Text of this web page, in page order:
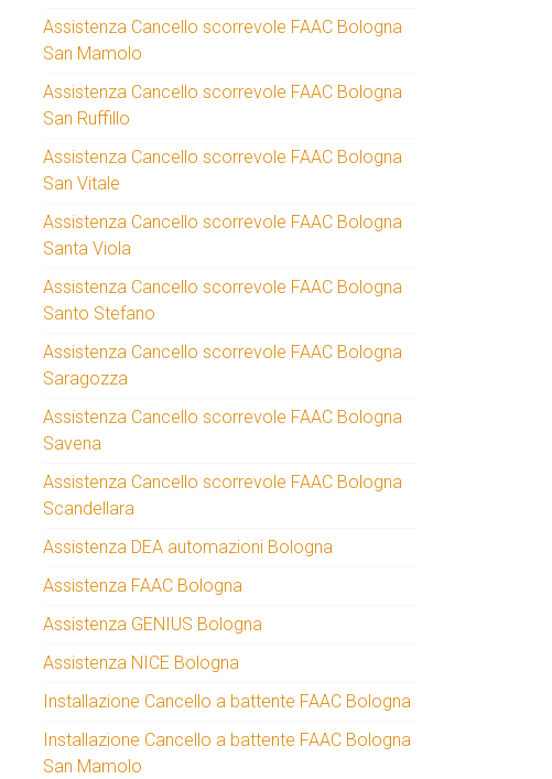
Assistenza Cancello scorrevole FAAC Bologna
San Mamolo
Assistenza Cancello scorrevole FAAC Bologna
San Ruffillo
Assistenza Cancello scorrevole FAAC Bologna
San Vitale
Assistenza Cancello scorrevole FAAC Bologna
Santa Viola
Assistenza Cancello scorrevole FAAC Bologna
Santo Stefano
Assistenza Cancello scorrevole FAAC Bologna
Saragozza
Assistenza Cancello scorrevole FAAC Bologna
Savena
Assistenza Cancello scorrevole FAAC Bologna
Scandellara
Assistenza DEA automazioni Bologna
Assistenza FAAC Bologna
Assistenza GENIUS Bologna
Assistenza NICE Bologna
Installazione Cancello a battente FAAC Bologna
Installazione Cancello a battente FAAC Bologna
San Mamolo